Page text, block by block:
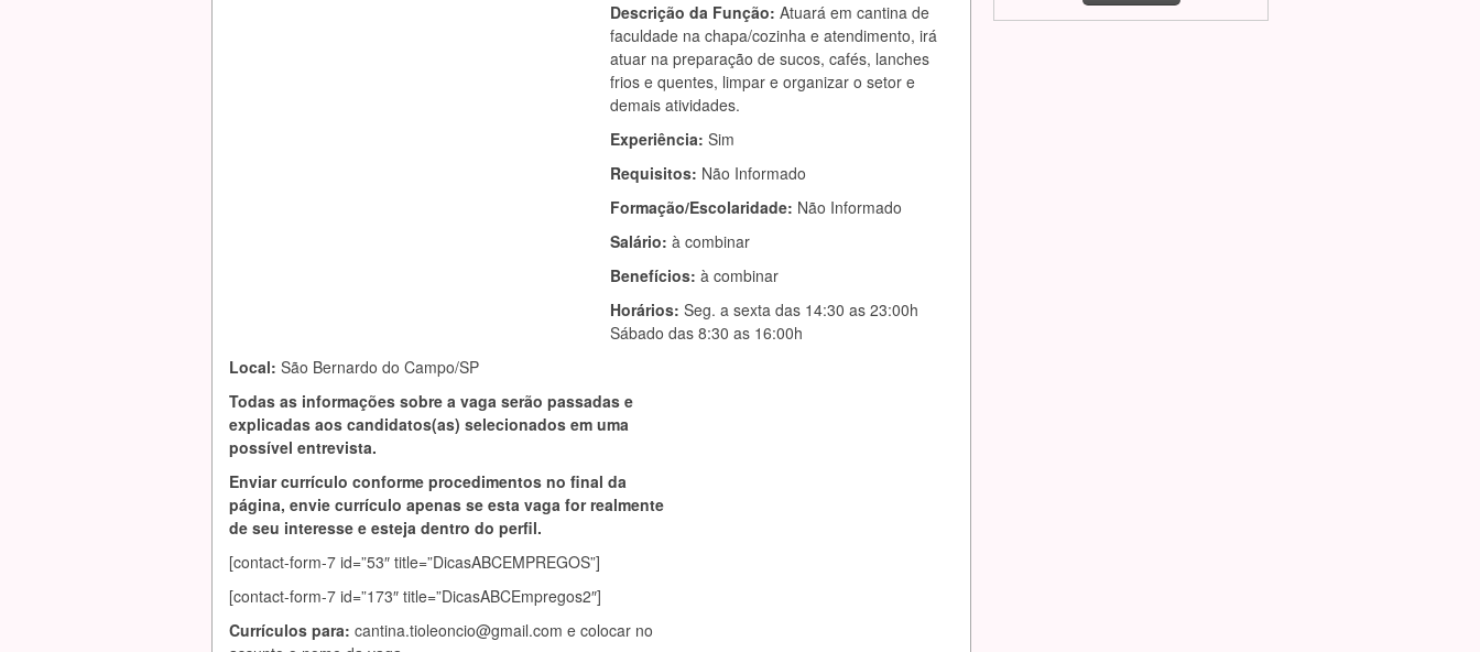
Descrição da Função: Atuará em cantina de
faculdade na chapa/cozinha e atendimento, irá
atuar na preparação de sucos, cafés, lanches
frios e quentes, limpar e organizar o setor e
demais atividades.
Experiência: Sim
Requisitos: Não Informado
Formação/Escolaridade: Não Informado
Salário: à combinar
Benefícios: à combinar
Horários: Seg. a sexta das 14:30 as 23:00h
Sábado das 8:30 as 16:00h
Local: São Bernardo do Campo/SP
Todas as informações sobre a vaga serão passadas e
explicadas aos candidatos(as) selecionados em uma
possível entrevista.
Enviar currículo conforme procedimentos no final da
página, envie currículo apenas se esta vaga for realmente
de seu interesse e esteja dentro do perfil.
[contact-form-7 id=”53″ title=”DicasABCEMPREGOS”]
[contact-form-7 id=”173″ title=”DicasABCEmpregos2″]
Currículos para: cantina.tioleoncio@gmail.com e colocar no